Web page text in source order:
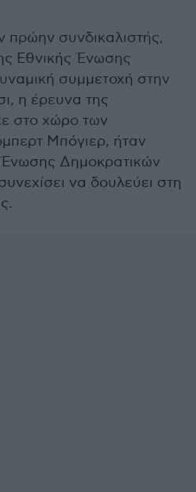
συνδικαλιστής,
Εθνικής Ένωσης
συμμετοχή στην
η έρευνα της
στο χώρο των
Μπόγιερ, ήταν
Ένωσης Δημοκρατικών
να δουλεύει στη